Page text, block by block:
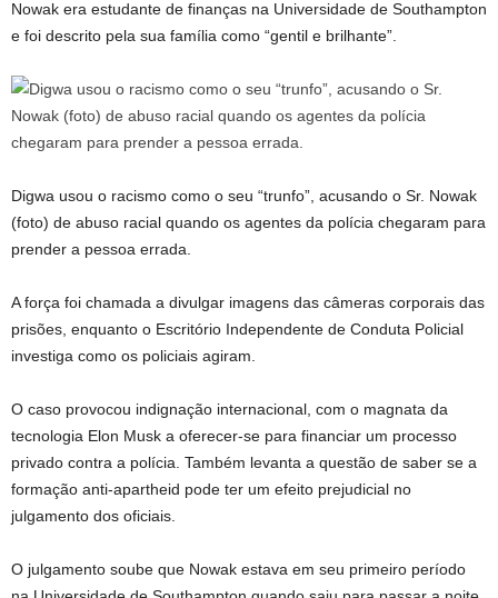
Nowak era estudante de finanças na Universidade de Southampton
e foi descrito pela sua família como “gentil e brilhante”.
Digwa usou o racismo como o seu “trunfo”, acusando o Sr. Nowak
(foto) de abuso racial quando os agentes da polícia chegaram para
prender a pessoa errada.
A força foi chamada a divulgar imagens das câmeras corporais das
prisões, enquanto o Escritório Independente de Conduta Policial
investiga como os policiais agiram.
O caso provocou indignação internacional, com o magnata da
tecnologia Elon Musk a oferecer-se para financiar um processo
privado contra a polícia. Também levanta a questão de saber se a
formação anti-apartheid pode ter um efeito prejudicial no
julgamento dos oficiais.
O julgamento soube que Nowak estava em seu primeiro período